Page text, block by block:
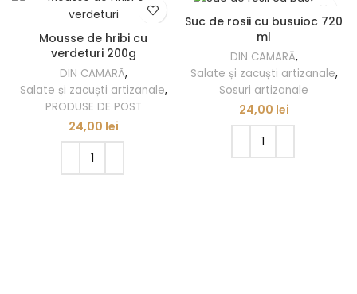
Mousse de hribi cu
verdeturi 200g
DIN CAMARĂ,
Salate și zacuști artizanale,
PRODUSE DE POST
24,00 lei
Suc de rosii cu busuioc 720
ml
DIN CAMARĂ,
Salate și zacuști artizanale,
Sosuri artizanale
24,00 lei